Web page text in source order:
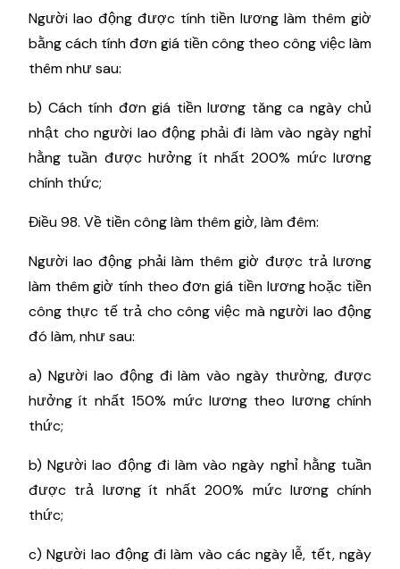
Người lao động được tính tiền lương làm thêm giờ
bằng cách tính đơn giá tiền công theo công việc làm
thêm như sau:
b) Cách tính đơn giá tiền lương tăng ca ngày chủ
nhật cho người lao động phải đi làm vào ngày nghỉ
hằng tuần được hưởng ít nhất 200% mức lương
chính thức;
Điều 98. Về tiền công làm thêm giờ, làm đêm:
Người lao động phải làm thêm giờ được trả lương
làm thêm giờ tính theo đơn giá tiền lương hoặc tiền
công thực tế trả cho công việc mà người lao động
đó làm, như sau:
a) Người lao động đi làm vào ngày thường, được
hưởng ít nhất 150% mức lương theo lương chính
thức;
b) Người lao động đi làm vào ngày nghỉ hằng tuần
được trả lương ít nhất 200% mức lương chính
thức;
c) Người lao động đi làm vào các ngày lễ, tết, ngày